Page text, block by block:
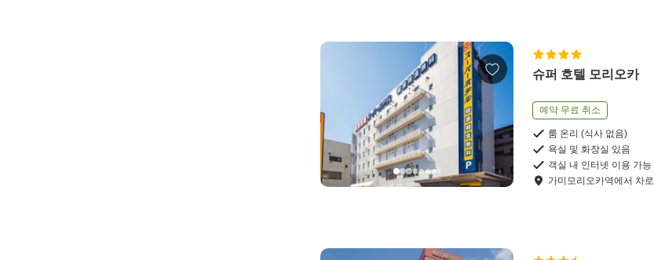
슈퍼 호텔 모리오카
예약 무료 취소
룸 온리 (식사 없음)
욕실 및 화장실 있음
객실 내 인터넷 이용 가능
가미모리오카역에서 차로